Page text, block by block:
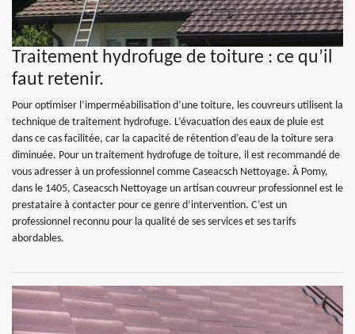
Traitement hydrofuge de toiture : ce qu’il
faut retenir.
Pour optimiser l’imperméabilisation d’une toiture, les couvreurs utilisent la
technique de traitement hydrofuge. L’évacuation des eaux de pluie est
dans ce cas facilitée, car la capacité de rétention d’eau de la toiture sera
diminuée. Pour un traitement hydrofuge de toiture, il est recommandé de
vous adresser à un professionnel comme Caseacsch Nettoyage. À Pomy,
dans le 1405, Caseacsch Nettoyage un artisan couvreur professionnel est le
prestataire à contacter pour ce genre d’intervention. C’est un
professionnel reconnu pour la qualité de ses services et ses tarifs
abordables.